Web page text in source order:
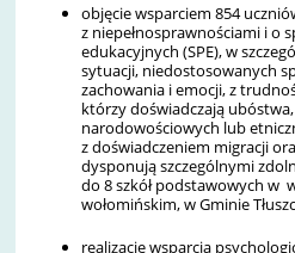
objęcie wsparciem 854
z niepełnosprawnościami i o
edukacyjnych (SPE), w
sytuacji, niedostosowanych
zachowania i emocji, z
którzy doświadczają
narodowościowych lub
z doświadczeniem migracji
dysponują szczególnymi
do 8 szkół podstawowych w
wołomińskim, w Gminie
realizację wsparcia